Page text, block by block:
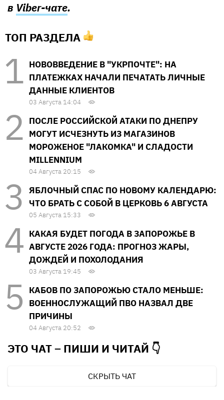
в Viber-чате.
ТОП РАЗДЕЛА
НОВОВВЕДЕНИЕ В "УКРПОЧТЕ": НА
ПЛАТЕЖКАХ НАЧАЛИ ПЕЧАТАТЬ ЛИЧНЫЕ
ДАННЫЕ КЛИЕНТОВ
03 Августа 14:04
ПОСЛЕ РОССИЙСКОЙ АТАКИ ПО ДНЕПРУ
МОГУТ ИСЧЕЗНУТЬ ИЗ МАГАЗИНОВ
МОРОЖЕНОЕ "ЛАКОМКА" И СЛАДОСТИ
MILLENNIUM
04 Августа 20:15
ЯБЛОЧНЫЙ СПАС ПО НОВОМУ КАЛЕНДАРЮ:
ЧТО БРАТЬ С СОБОЙ В ЦЕРКОВЬ 6 АВГУСТА
05 Августа 15:33
КАКАЯ БУДЕТ ПОГОДА В ЗАПОРОЖЬЕ В
АВГУСТЕ 2026 ГОДА: ПРОГНОЗ ЖАРЫ,
ДОЖДЕЙ И ПОХОЛОДАНИЯ
03 Августа 19:45
КАБОВ ПО ЗАПОРОЖЬЮ СТАЛО МЕНЬШЕ:
ВОЕННОСЛУЖАЩИЙ ПВО НАЗВАЛ ДВЕ
ПРИЧИНЫ
04 Августа 20:52
ЭТО ЧАТ – ПИШИ И ЧИТАЙ 👇
СКРЫТЬ ЧАТ